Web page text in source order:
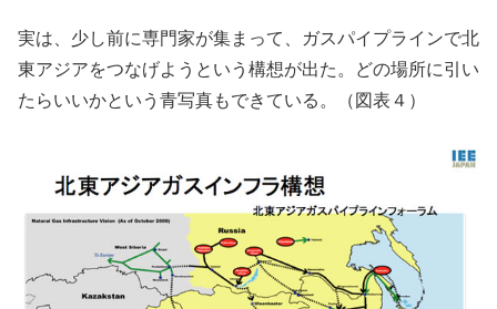
実は、少し前に専門家が集まって、ガスパイプラインで北
東アジアをつなげようという構想が出た。どの場所に引い
たらいいかという青写真もできている。（図表４）